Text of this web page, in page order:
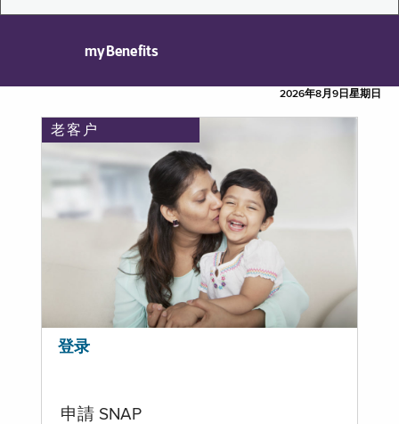
myBenefits
2026年8月9日星期日
老客户
登录
申請 SNAP